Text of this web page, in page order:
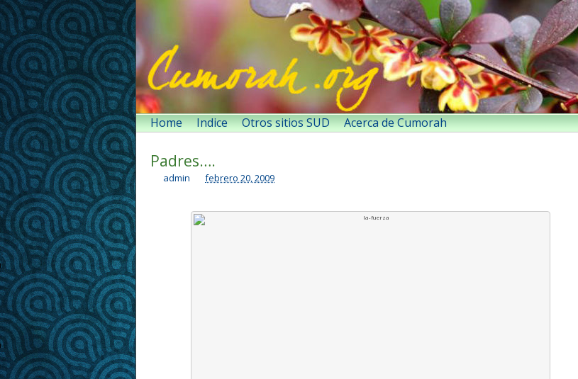
Home Indice Otros sitios SUD Acerca de Cumorah
Padres….
admin febrero 20, 2009